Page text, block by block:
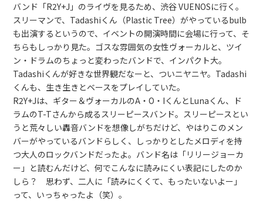
バンド「R2Y+J」のライヴを見るため、渋谷 VUENOSに行く。
スリーマンで、Tadashiくん（Plastic Tree）がやっているbulb
も出演するというので、イベントの開演時間に会場に行って、そ
ちらもしっかり見た。ゴスな雰囲気の女性ヴォーカルと、ツイ
ン・ドラムのちょっと変わったバンドで、インパクト大。
Tadashiくんが好きな世界観だなーと、ついニヤニヤ。Tadashi
くんも、生き生きとベースをプレイしていた。
R2Y+Jは、ギター＆ヴォーカルのA・O・IくんとLunaくん、ド
ラムのT-Tさんから成るスリーピースバンド。スリーピースとい
うと荒々しい轟音バンドを想像しがちだけど、やはりこのメン
バーがやっているバンドらしく、しっかりとしたメロディを持
つ大人のロックバンドだったよ。バンド名は「リリージョーカ
ー」と読むんだけど、何でこんなに読みにくい表記にしたのか
しら？ 思わず、二人に「読みにくくて、もったいないよー」
って、いっちゃったよ（笑）。